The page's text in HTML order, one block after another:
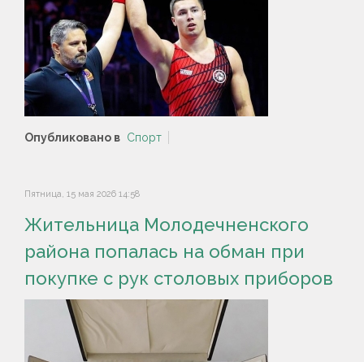
Опубликовано в Спорт
Пятница, 15 мая 2026 14:58
Жительница Молодечненского
района попалась на обман при
покупке с рук столовых приборов